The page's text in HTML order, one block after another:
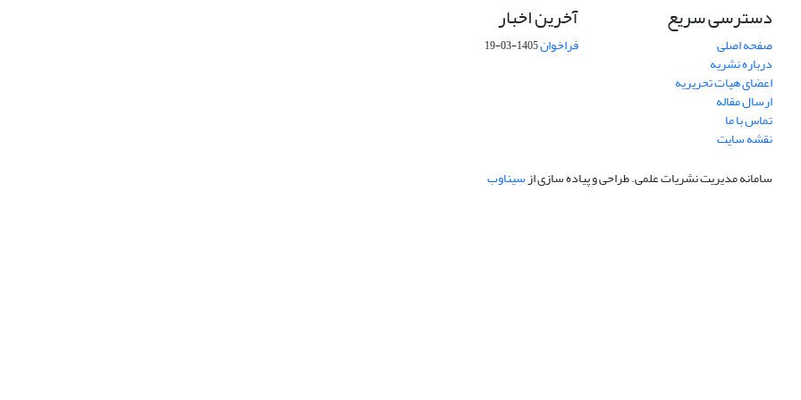
دسترسی سریع
صفحه اصلی
درباره نشریه
اعضای هیات تحریریه
ارسال مقاله
تماس با ما
نقشه سایت
آخرین اخبار
فراخوان1405-03-19
سامانه مدیریت نشریات علمی.طراحی و پیاده سازی ازسیناوب